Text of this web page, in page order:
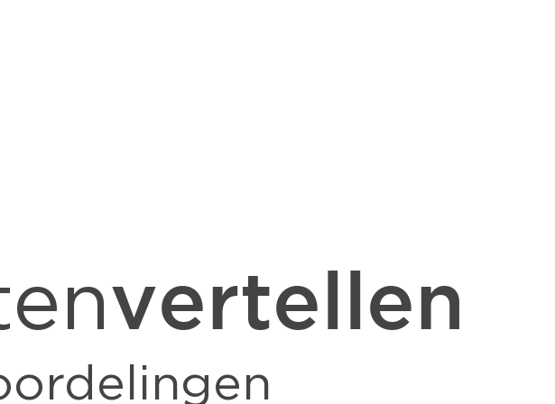
vertellen